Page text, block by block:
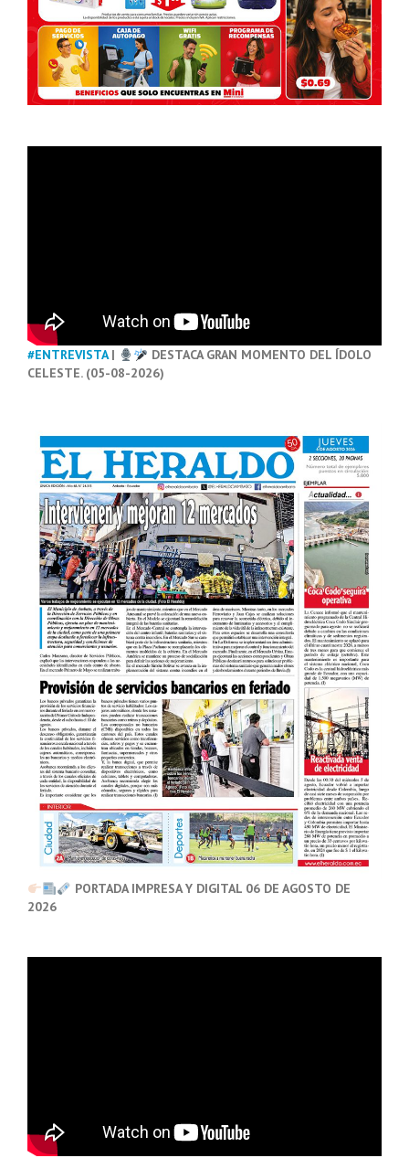
#ENTREVISTA|
DESTACA GRAN MOMENTO DEL ÍDOLO
CELESTE. (05-08-2026)
PORTADA IMPRESA Y DIGITAL 06 DE AGOSTO DE
2026